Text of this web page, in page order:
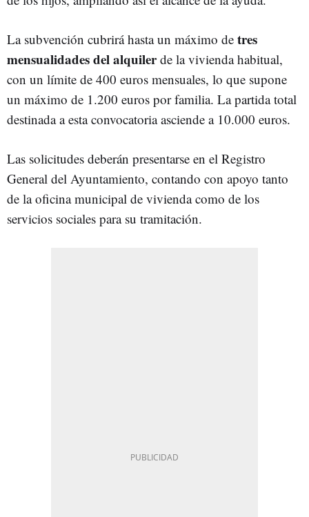
La subvención cubrirá hasta un máximo de tres
mensualidades del alquilerde la vivienda habitual,
con un límite de 400 euros mensuales, lo que supone
un máximo de 1.200 euros por familia. La partida total
destinada a esta convocatoria asciende a 10.000 euros.
Las solicitudes deberán presentarse en el Registro
General del Ayuntamiento, contando con apoyo tanto
de la oficina municipal de vivienda como de los
servicios sociales para su tramitación.